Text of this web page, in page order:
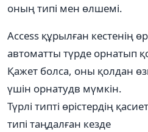
оның типі мен өлшемі.
Acсess құрылған кестенің
автоматты түрде орнатып
Қажет болса, оны қолдан
үшін орнатудв мүмкін.
Түрлі типті өрістердің
типі таңдалған кезде